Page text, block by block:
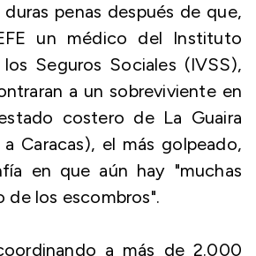
penas después de que,
un médico del Instituto
Seguros Sociales (IVSS),
a un sobreviviente en
costero de La Guaira
Caracas), el más golpeado,
en que aún hay "muchas
de los escombros".
a más de 2.000